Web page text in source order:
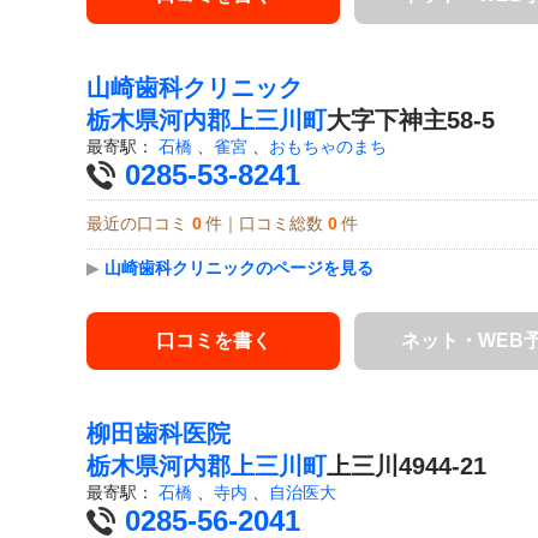
山崎歯科クリニック
栃木県河内郡上三川町大字下神主58-5
最寄駅： 石橋 雀宮 おもちゃのまち
0285-53-8241
最近の口コミ 0 件｜口コミ総数 0 件
▶ 山崎歯科クリニックのページを見る
口コミを書く ネット・WEB
柳田歯科医院
栃木県河内郡上三川町上三川4944-21
最寄駅： 石橋 寺内 自治医大
0285-56-2041